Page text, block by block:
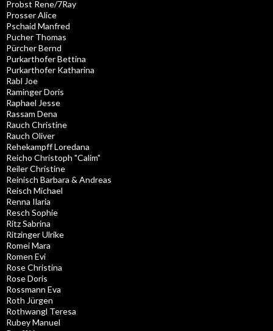
Probst Rene/7Ray
Prosser Alice
Pschaid Manfred
Pucher Thomas
Pürcher Bernd
Purkarthofer Bettina
Purkarthofer Katharina
Rabl Joe
Raminger Doris
Raphael Jesse
Rassam Dena
Rauch Christine
Rauch Oliver
Rehekampff Loredana
Reicho Christoph "Calim"
Reiler Christine
Reinisch Barbara & Andreas
Reisch Michael
Renna Ilaria
Resch Sophie
Ritz Sabrina
Ritzinger Ulrike
Romei Mara
Romen Evi
Rose Christina
Rose Doris
Rossmann Eva
Roth Jürgen
Rothwangl Teresa
Rubey Manuel